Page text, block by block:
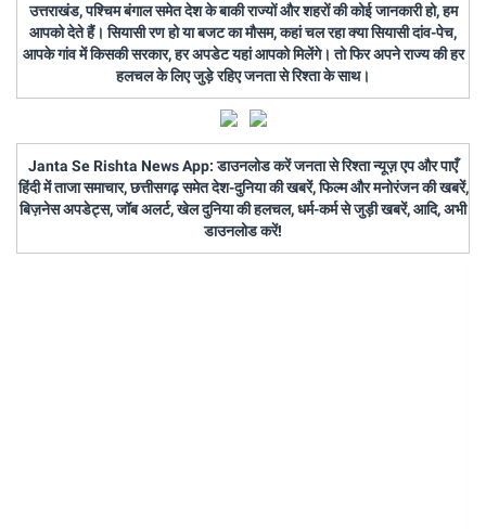
उत्तराखंड, पश्चिम बंगाल समेत देश के बाकी राज्यों और शहरों की कोई जानकारी हो, हम
आपको देते हैं। सियासी रण हो या बजट का मौसम, कहां चल रहा क्या सियासी दांव-पेच,
आपके गांव में किसकी सरकार, हर अपडेट यहां आपको मिलेंगे। तो फिर अपने राज्य की हर
हलचल के लिए जुड़े रहिए जनता से रिश्ता के साथ।
Janta Se Rishta News App: डाउनलोड करें जनता से रिश्ता न्यूज़ एप और पाएँ
हिंदी में ताजा समाचार, छत्तीसगढ़ समेत देश-दुनिया की खबरें, फिल्म और मनोरंजन की खबरें,
बिज़नेस अपडेट्स, जॉब अलर्ट, खेल दुनिया की हलचल, धर्म-कर्म से जुड़ी खबरें, आदि, अभी
डाउनलोड करें!